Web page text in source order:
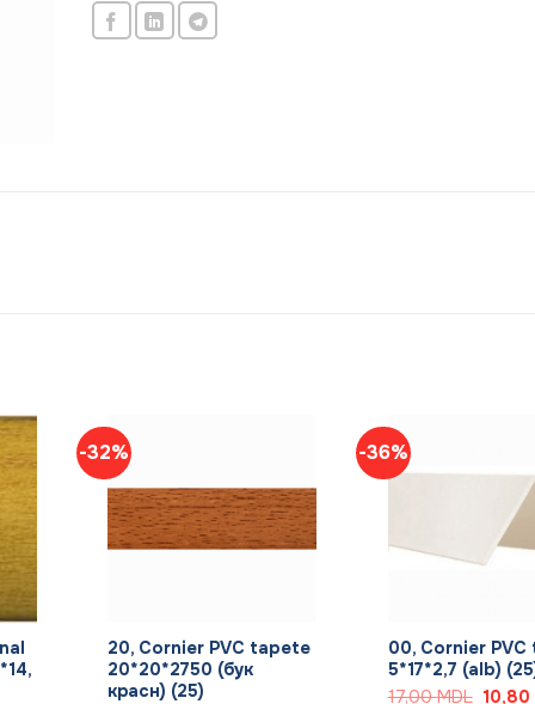
-32%
20, Cornier PVC tapete
20*20*2750 (бук
красн) (25)
-36%
00, Cornier
5*17*2,7 (alb)
17,00MDL Prețul
10,80